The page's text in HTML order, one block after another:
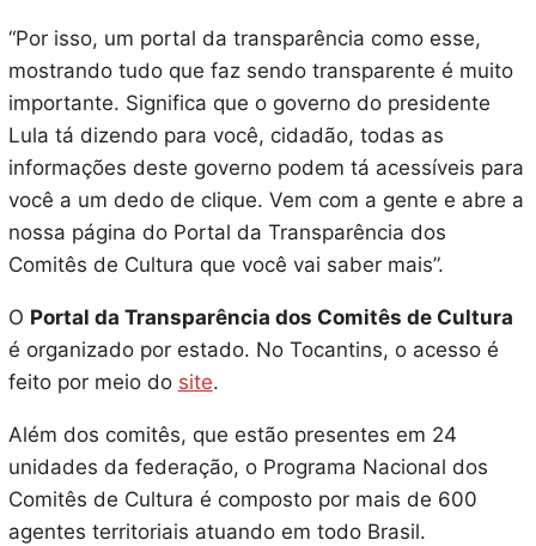
“Por isso, um portal da transparência como esse,
mostrando tudo que faz sendo transparente é muito
importante. Significa que o governo do presidente
Lula tá dizendo para você, cidadão, todas as
informações deste governo podem tá acessíveis para
você a um dedo de clique. Vem com a gente e abre a
nossa página do Portal da Transparência dos
Comitês de Cultura que você vai saber mais”.
O Portal da Transparência dos Comitês de Cultura
é organizado por estado. No Tocantins, o acesso é
feito por meio do site.
Além dos comitês, que estão presentes em 24
unidades da federação, o Programa Nacional dos
Comitês de Cultura é composto por mais de 600
agentes territoriais atuando em todo Brasil.